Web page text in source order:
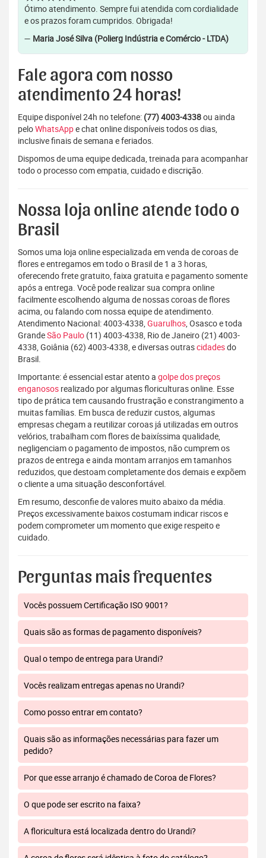
Ótimo atendimento. Sempre fui atendida com cordialidade
e os prazos foram cumpridos. Obrigada!
— Maria José Silva (Polierg Indústria e Comércio - LTDA)
Fale agora com nosso
atendimento 24 horas!
Equipe disponível 24h no telefone: (77) 4003-4338ou ainda
peloWhatsAppe chat online disponíveis todos os dias,
inclusive finais de semana e feriados.
Dispomos de uma equipe dedicada, treinada para acompanhar
todo o processo com empatia, cuidado e discrição.
Nossa loja online atende todo o
Brasil
Somos uma loja online especializada em venda de coroas de
flores e entregamos em todo o Brasil de 1 a 3 horas,
oferecendo frete gratuito, faixa gratuita e pagamento somente
após a entrega. Você pode realizar sua compra online
facilmente escolhendo alguma de nossas coroas de flores
acima, ou falando com nossa equipe de atendimento.
Atendimento Nacional: 4003-4338, Guarulhos, Osasco e toda
GrandeSão Paulo (11) 4003-4338, Rio de Janeiro (21) 4003-
4338, Goiânia (62) 4003-4338, e diversas outrascidadesdo
Brasil.
Importante: é essencial estar atento a golpe dos preços
enganosos realizado por algumas floriculturas online. Esse
tipo de prática tem causando frustração e constrangimento a
muitas famílias. Em busca de reduzir custos, algumas
empresas chegam a reutilizar coroas já utilizadas em outros
velórios, trabalham com flores de baixíssima qualidade,
negligenciam o pagamento de impostos, não cumprem os
prazos de entrega e ainda montam arranjos em tamanhos
reduzidos, que destoam completamente dos demais e expõem
o cliente a uma situação desconfortável.
Em resumo, desconfie de valores muito abaixo da média.
Preços excessivamente baixos costumam indicar riscos e
podem comprometer um momento que exige respeito e
cuidado.
Perguntas mais frequentes
Vocês possuem Certificação ISO 9001?
Quais são as formas de pagamento disponíveis?
Qual o tempo de entrega para Urandi?
Vocês realizam entregas apenas no Urandi?
Como posso entrar em contato?
Quais são as informações necessárias para fazer um
pedido?
Por que esse arranjo é chamado de Coroa de Flores?
O que pode ser escrito na faixa?
A floricultura está localizada dentro do Urandi?